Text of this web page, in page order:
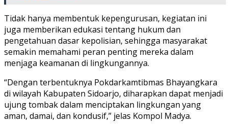
Tidak hanya membentuk kepengurusan, kegiatan ini
juga memberikan edukasi tentang hukum dan
pengetahuan dasar kepolisian, sehingga masyarakat
semakin memahami peran penting mereka dalam
menjaga keamanan di lingkungannya.
“Dengan terbentuknya Pokdarkamtibmas Bhayangkara
di wilayah Kabupaten Sidoarjo, diharapkan dapat menjadi
ujung tombak dalam menciptakan lingkungan yang
aman, damai, dan kondusif,” jelas Kompol Madya.